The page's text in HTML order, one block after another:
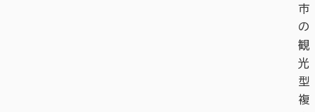
市
の
観
光
型
複